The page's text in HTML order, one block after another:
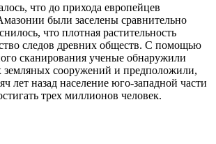
что до прихода европейцев
были заселены сравнительно
что плотная растительность
следов древних обществ. С помощью
сканирования ученые обнаружили
земляных сооружений и предположили,
лет назад население юго-западной части
трех миллионов человек.